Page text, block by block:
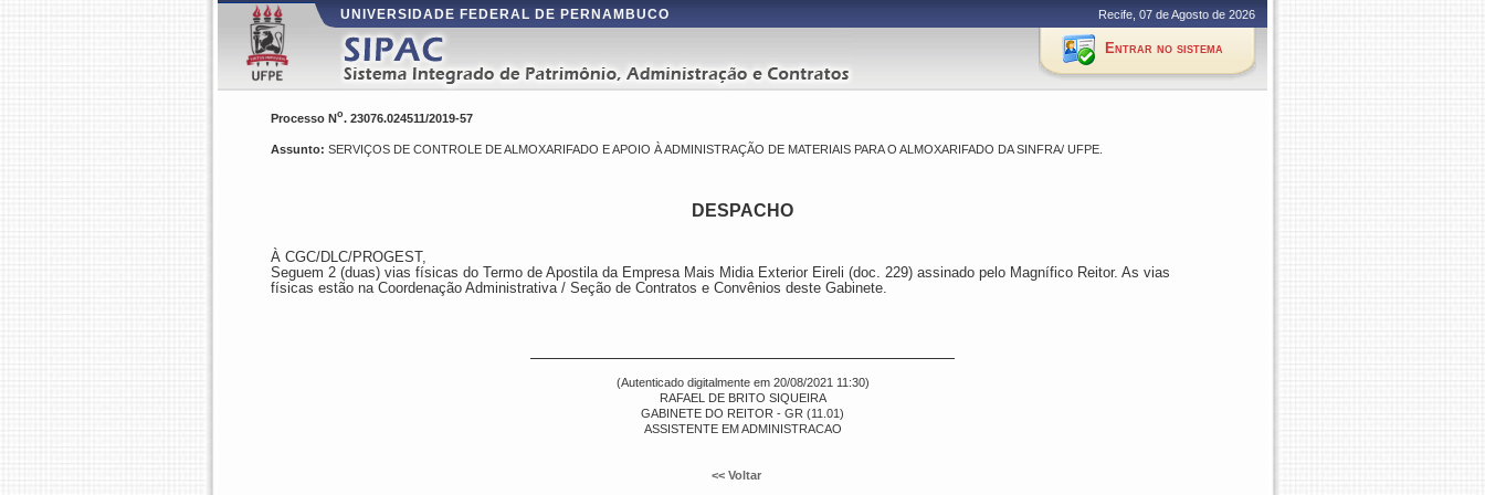
UNIVERSIDADE FEDERAL DE PERNAMBUCO Recife, 07 de Agosto de 2026
Entrar no sistema
Processo No. 23076.024511/2019-57
Assunto: SERVIÇOS DE CONTROLE DE ALMOXARIFADO E APOIO À ADMINISTRAÇÃO DE MATERIAIS PARA O ALMOXARIFADO DA SINFRA/ UFPE.
DESPACHO
À CGC/DLC/PROGEST,
Seguem 2 (duas) vias físicas do Termo de Apostila da Empresa Mais Midia Exterior Eireli (doc. 229) assinado pelo Magnífico Reitor. As vias
físicas estão na Coordenação Administrativa / Seção de Contratos e Convênios deste Gabinete.
(Autenticado digitalmente em 20/08/2021 11:30)
RAFAEL DE BRITO SIQUEIRA
GABINETE DO REITOR - GR (11.01)
ASSISTENTE EM ADMINISTRACAO
<< Voltar